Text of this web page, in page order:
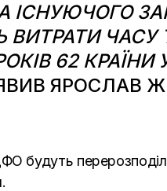
ІСНУЮЧОГО
ЧАСУ
62 КРАЇНИ
ЯРОСЛАВ
будуть